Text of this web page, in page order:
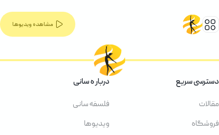
مشاهده ویدیوها
دسترسی سریع
مقالات
فروشگاه
دربار ه سانی
فلسفه سانی
ویدیوها